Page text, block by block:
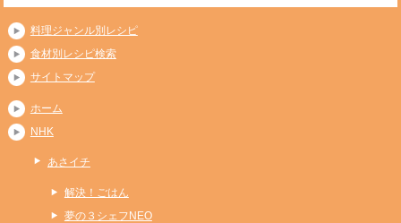
料理ジャンル別レシピ
食材別レシピ検索
サイトマップ
ホーム
NHK
あさイチ
解決！ごはん
夢の３シェフNEO